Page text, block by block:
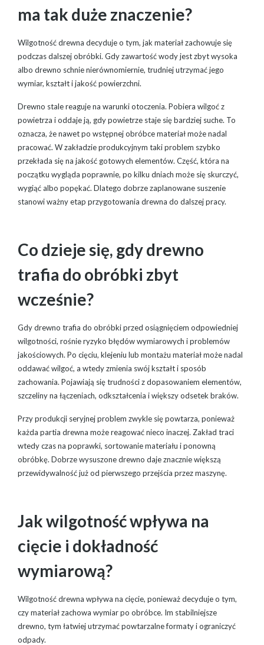
ma tak duże znaczenie?
Wilgotność drewna decyduje o tym, jak materiał zachowuje się
podczas dalszej obróbki. Gdy zawartość wody jest zbyt wysoka
albo drewno schnie nierównomiernie, trudniej utrzymać jego
wymiar, kształt i jakość powierzchni.
Drewno stale reaguje na warunki otoczenia. Pobiera wilgoć z
powietrza i oddaje ją, gdy powietrze staje się bardziej suche. To
oznacza, że nawet po wstępnej obróbce materiał może nadal
pracować. W zakładzie produkcyjnym taki problem szybko
przekłada się na jakość gotowych elementów. Część, która na
początku wygląda poprawnie, po kilku dniach może się skurczyć,
wygiąć albo popękać. Dlatego dobrze zaplanowane suszenie
stanowi ważny etap przygotowania drewna do dalszej pracy.
Co dzieje się, gdy drewno
trafia do obróbki zbyt
wcześnie?
Gdy drewno trafia do obróbki przed osiągnięciem odpowiedniej
wilgotności, rośnie ryzyko błędów wymiarowych i problemów
jakościowych. Po cięciu, klejeniu lub montażu materiał może nadal
oddawać wilgoć, a wtedy zmienia swój kształt i sposób
zachowania. Pojawiają się trudności z dopasowaniem elementów,
szczeliny na łączeniach, odkształcenia i większy odsetek braków.
Przy produkcji seryjnej problem zwykle się powtarza, ponieważ
każda partia drewna może reagować nieco inaczej. Zakład traci
wtedy czas na poprawki, sortowanie materiału i ponowną
obróbkę. Dobrze wysuszone drewno daje znacznie większą
przewidywalność już od pierwszego przejścia przez maszynę.
Jak wilgotność wpływa na
cięcie i dokładność
wymiarową?
Wilgotność drewna wpływa na cięcie, ponieważ decyduje o tym,
czy materiał zachowa wymiar po obróbce. Im stabilniejsze
drewno, tym łatwiej utrzymać powtarzalne formaty i ograniczyć
odpady.